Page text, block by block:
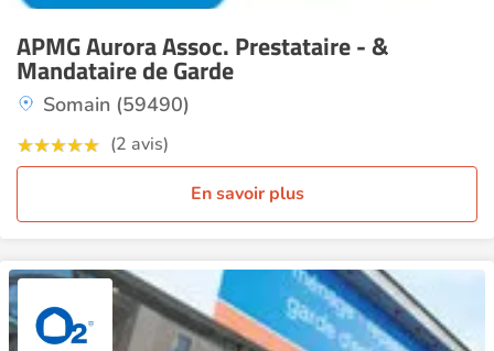
APMG Aurora Assoc. Prestataire - &
Mandataire de Garde
Somain (59490)
(2 avis)
En savoir plus